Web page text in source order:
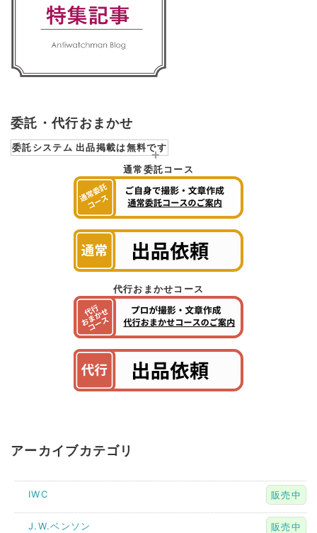
委託・代行おまかせ
委託システム 出品掲載は無料です
通常委託コース
代行おまかせコース
アーカイブカテゴリ
IWC 販売中
J.W.ベンソン 販売中